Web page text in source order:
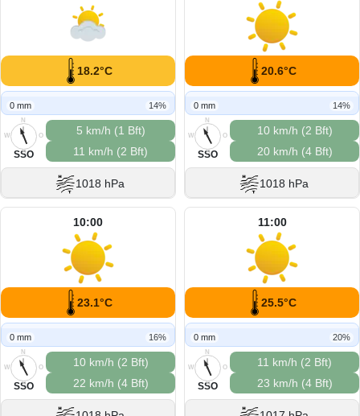
18.2°C
0 mm 14%
N
O
S
W
SSO
5 km/h (1 Bft)
11 km/h (2 Bft)
1018 hPa
20.6°C
0 mm 14%
N
O
S
W
SSO
10 km/h (2 Bft)
20 km/h (4 Bft)
1018 hPa
10:00
23.1°C
0 mm 16%
N
O
S
W
SSO
10 km/h (2 Bft)
22 km/h (4 Bft)
11:00
25.5°C
0 mm 20%
N
O
S
W
SSO
11 km/h (2 Bft)
23 km/h (4 Bft)